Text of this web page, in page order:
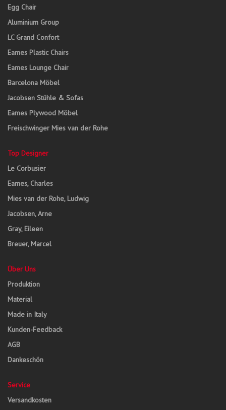
Egg Chair
Aluminium Group
LC Grand Confort
Eames Plastic Chairs
Eames Lounge Chair
Barcelona Möbel
Jacobsen Stühle & Sofas
Eames Plywood Möbel
Freischwinger Mies van der Rohe
Top Designer
Le Corbusier
Eames, Charles
Mies van der Rohe, Ludwig
Jacobsen, Arne
Gray, Eileen
Breuer, Marcel
Über Uns
Produktion
Material
Made in Italy
Kunden-Feedback
AGB
Dankeschön
Service
Versandkosten